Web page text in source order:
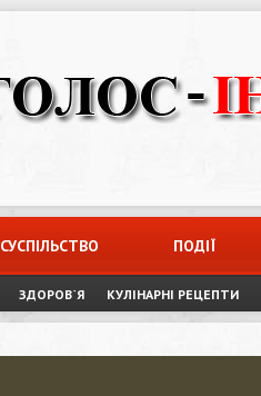
СУСПІЛЬСТВО ПОДІЇ
ЗДОРОВ`Я КУЛІНАРНІ РЕЦЕПТИ